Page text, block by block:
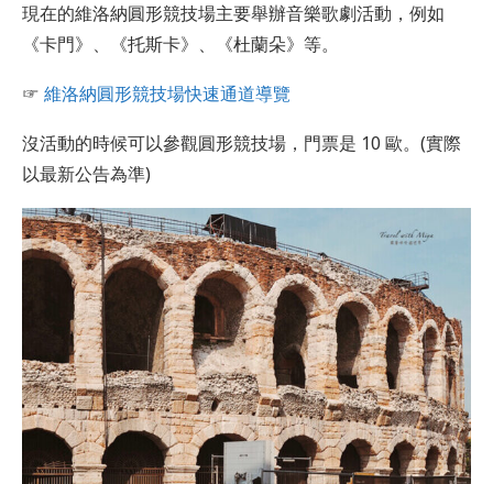
現在的維洛納圓形競技場主要舉辦音樂歌劇活動，例如
《卡門》、《托斯卡》、《杜蘭朵》等。
☞ 維洛納圓形競技場快速通道導覽
沒活動的時候可以參觀圓形競技場，門票是 10 歐。(實際
以最新公告為準)